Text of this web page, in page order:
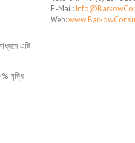
এটি
বৃদ্ধি
E-Mail:
Web: